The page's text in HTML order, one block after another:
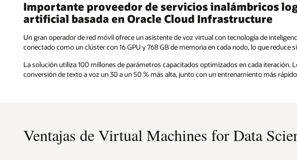
Importante proveedor de servicios inalámbricos
artificial basada en Oracle Cloud Infrastructure
Un gran operador de red móvil ofrece un asistente de voz virtual con tecnología de
conectado como un clúster con 16 GPU y 768 GB de memoria en cada nodo, lo que
La solución utiliza 100 millones de parámetros capacitados optimizados en cada
conversión de texto a voz un 30 a un 50 % más alta, junto con un entrenamiento más
Ventajas de Virtual Machines for Data